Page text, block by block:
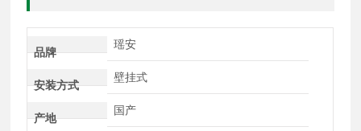
品牌
瑶安
安装方式
壁挂式
产地
国产